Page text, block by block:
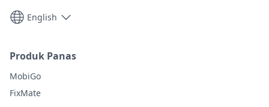
English
Produk Panas
MobiGo
FixMate